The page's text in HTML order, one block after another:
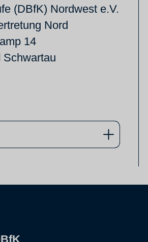
(DBfK) Nordwest e.V.
Nord
14
Schwartau